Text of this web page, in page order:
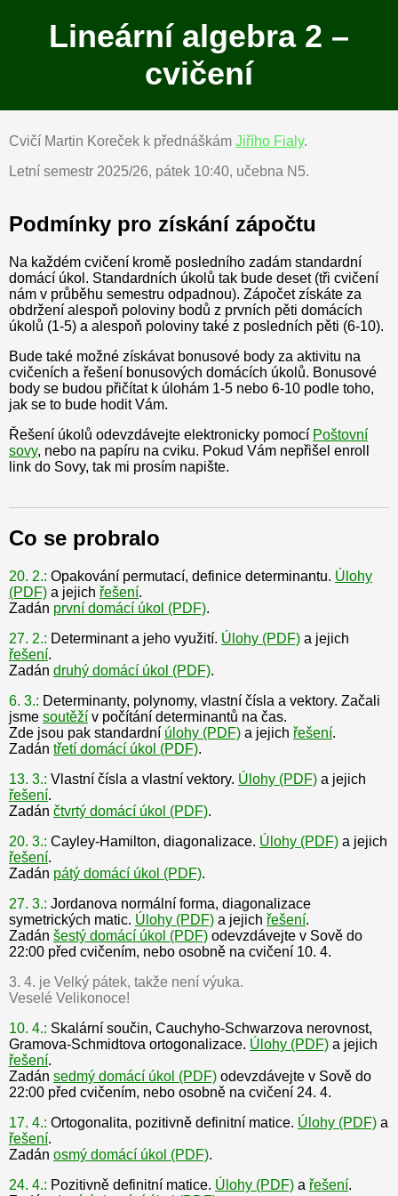
Lineární algebra 2 –
cvičení
Cvičí Martin Koreček k přednáškám Jiřího Fialy.
Letní semestr 2025/26, pátek 10:40, učebna N5.
Podmínky pro získání zápočtu
Na každém cvičení kromě posledního zadám standardní
domácí úkol. Standardních úkolů tak bude deset (tři cvičení
nám v průběhu semestru odpadnou). Zápočet získáte za
obdržení alespoň poloviny bodů z prvních pěti domácích
úkolů (1-5) a alespoň poloviny také z posledních pěti (6-10).
Bude také možné získávat bonusové body za aktivitu na
cvičeních a řešení bonusových domácích úkolů. Bonusové
body se budou přičítat k úlohám 1-5 nebo 6-10 podle toho,
jak se to bude hodit Vám.
Řešení úkolů odevzdávejte elektronicky pomocí Poštovní
sovy, nebo na papíru na cviku. Pokud Vám nepřišel enroll
link do Sovy, tak mi prosím napište.
Co se probralo
20. 2.: Opakování permutací, definice determinantu. Úlohy
(PDF) a jejich řešení.
Zadán první domácí úkol (PDF).
27. 2.: Determinant a jeho využití. Úlohy (PDF) a jejich
řešení.
Zadán druhý domácí úkol (PDF).
6. 3.: Determinanty, polynomy, vlastní čísla a vektory. Začali
jsme soutěží v počítání determinantů na čas.
Zde jsou pak standardní úlohy (PDF) a jejich řešení.
Zadán třetí domácí úkol (PDF).
13. 3.: Vlastní čísla a vlastní vektory. Úlohy (PDF) a jejich
řešení.
Zadán čtvrtý domácí úkol (PDF).
20. 3.: Cayley-Hamilton, diagonalizace. Úlohy (PDF) a jejich
řešení.
Zadán pátý domácí úkol (PDF).
27. 3.: Jordanova normální forma, diagonalizace
symetrických matic. Úlohy (PDF) a jejich řešení.
Zadán šestý domácí úkol (PDF) odevzdávejte v Sově do
22:00 před cvičením, nebo osobně na cvičení 10. 4.
3. 4. je Velký pátek, takže není výuka.
Veselé Velikonoce!
10. 4.: Skalární součin, Cauchyho-Schwarzova nerovnost,
Gramova-Schmidtova ortogonalizace. Úlohy (PDF) a jejich
řešení.
Zadán sedmý domácí úkol (PDF) odevzdávejte v Sově do
22:00 před cvičením, nebo osobně na cvičení 24. 4.
17. 4.: Ortogonalita, pozitivně definitní matice. Úlohy (PDF) a
řešení.
Zadán osmý domácí úkol (PDF).
24. 4.: Pozitivně definitní matice. Úlohy (PDF) a řešení.